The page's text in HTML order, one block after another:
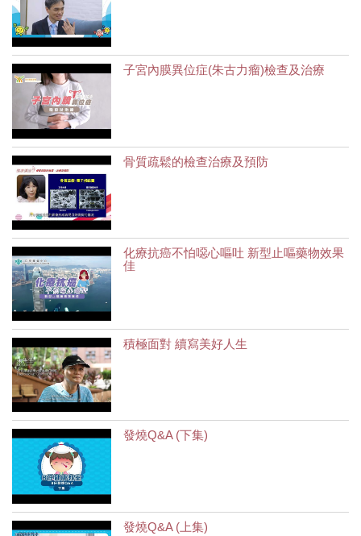
子宮內膜異位症(朱古力瘤)檢查及治療
骨質疏鬆的檢查治療及預防
化療抗癌不怕噁心嘔吐 新型止嘔藥物效果
佳
積極面對 續寫美好人生
發燒Q&A (下集)
發燒Q&A (上集)